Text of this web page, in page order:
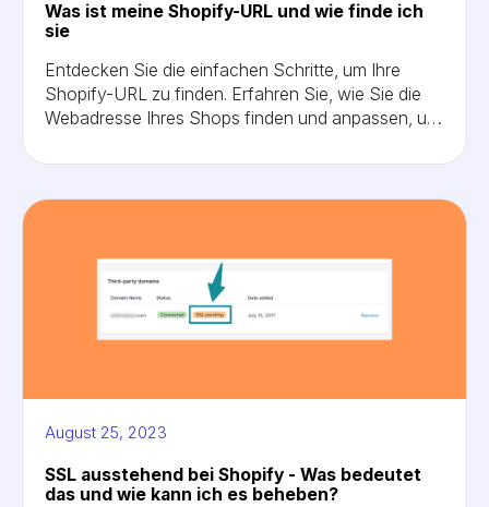
Was ist meine Shopify-URL und wie finde ich
sie
Entdecken Sie die einfachen Schritte, um Ihre
Shopify-URL zu finden. Erfahren Sie, wie Sie die
Webadresse Ihres Shops finden und anpassen, um
Suchmaschinenoptimierung zu erzielen. Holen Sie
August 25, 2023
SSL ausstehend bei Shopify - Was bedeutet
das und wie kann ich es beheben?